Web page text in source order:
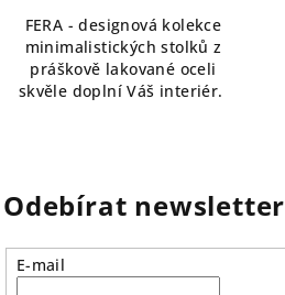
FERA - designová kolekce
minimalistických stolků z
práškově lakované oceli
skvěle doplní Váš interiér.
Odebírat newsletter
E-mail